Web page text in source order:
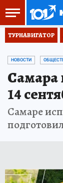
ТУРНАВИГАТОР
НОВОСТИ
Самара
14
Самаре